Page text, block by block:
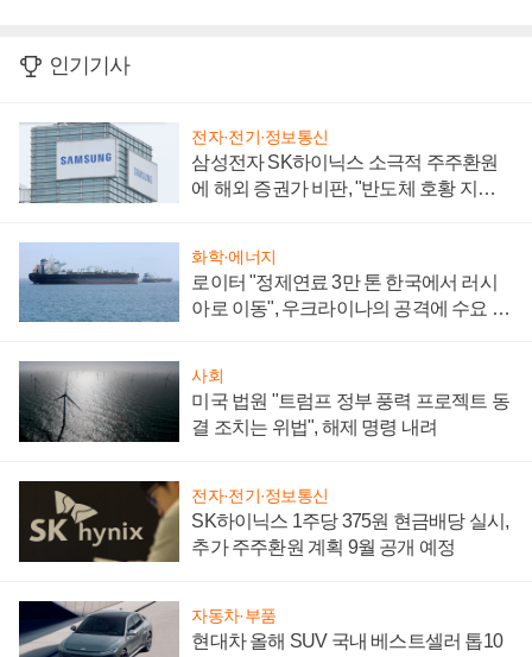
인기기사
전자·전기·정보통신
삼성전자 SK하이닉스 소극적 주주환원
에 해외 증권가 비판, "반도체 호황 지속
화학·에너지
로이터 "정제연료 3만 톤 한국에서 러시
아로 이동", 우크라이나의 공격에 수요 늘
사회
미국 법원 "트럼프 정부 풍력 프로젝트 동
결 조치는 위법", 해제 명령 내려
전자·전기·정보통신
SK하이닉스 1주당 375원 현금배당 실시,
추가 주주환원 계획 9월 공개 예정
자동차·부품
현대차 올해 SUV 국내 베스트셀러 톱10